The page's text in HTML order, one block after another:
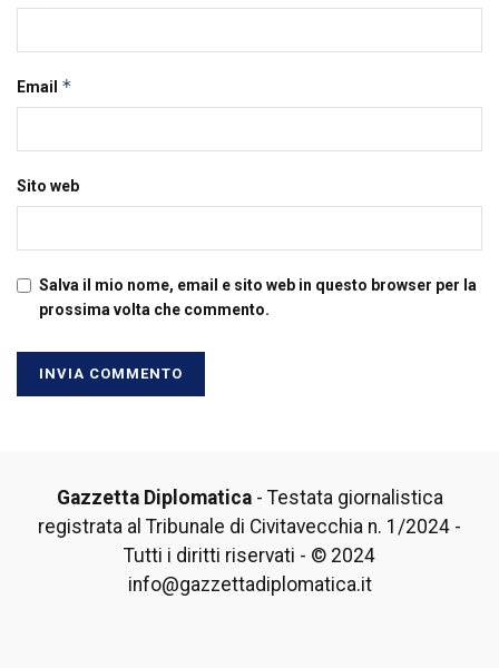
Email *
Sito web
Salva il mio nome, email e sito web in questo browser per la
prossima volta che commento.
Gazzetta Diplomatica- Testata giornalistica
registrata al Tribunale di Civitavecchia n. 1/2024 -
Tutti i diritti riservati - © 2024
info@gazzettadiplomatica.it